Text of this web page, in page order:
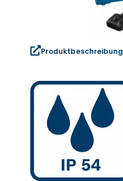
Produktbeschreibung